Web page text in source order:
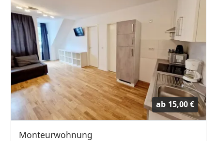
ab 15,00 €
Monteurwohnung